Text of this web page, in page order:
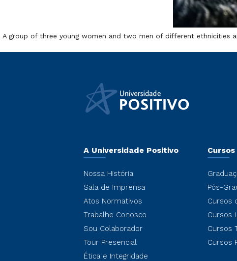
A group of three young women and two men of different ethnicities
A Universidade Positivo
Nossa História
Sala de Imprensa
Atos Normativos
Trabalhe Conosco
Sou Colaborador
Tour Presencial
Ética e Integridade
Cursos
Pós-
Cursos
Cursos
Cursos
Cursos